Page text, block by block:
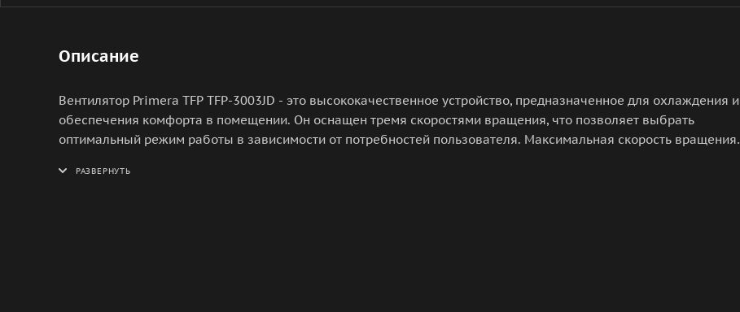
Описание
Вентилятор Primera TFP TFP-3003JD - это высококачественное устройство, предназначенное для охлаждения и
обеспечения комфорта в помещении. Он оснащен тремя скоростями вращения, что позволяет выбрать
оптимальный режим работы в зависимости от потребностей пользователя. Максимальная скорость вращения
условиях. Вентилятор имеет компактные размеры (175x175x100 мм) и легкий вес (0,4 кг), что делает его